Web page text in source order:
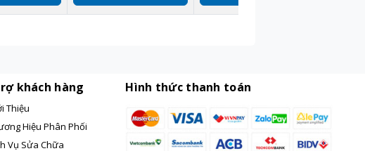
khách hàng
Thiệu
Hiệu Phân Phối
Vụ Sửa Chữa
Hình thức thanh toán